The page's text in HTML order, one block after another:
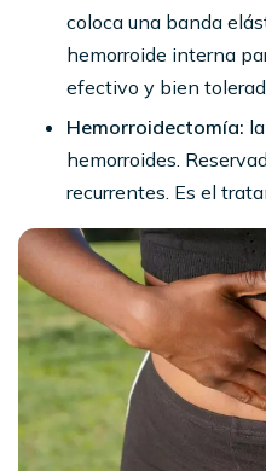
coloca una banda
hemorroide interna
efectivo y bien
Hemorroidectomía:
hemorroides.
recurrentes. Es el